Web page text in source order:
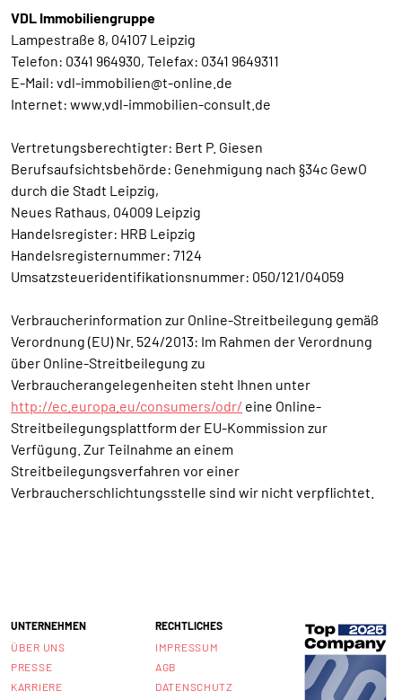
VDL Immobiliengruppe
Lampestraße 8, 04107 Leipzig
Telefon: 0341 964930, Telefax: 0341 9649311
E-Mail: vdl-immobilien@t-online.de
Internet: www.vdl-immobilien-consult.de
Vertretungsberechtigter: Bert P. Giesen
Berufsaufsichtsbehörde: Genehmigung nach §34c GewO
durch die Stadt Leipzig,
Neues Rathaus, 04009 Leipzig
Handelsregister: HRB Leipzig
Handelsregisternummer: 7124
Umsatzsteueridentifikationsnummer: 050/121/04059
Verbraucherinformation zur Online-Streitbeilegung gemäß
Verordnung (EU) Nr. 524/2013: Im Rahmen der Verordnung
über Online-Streitbeilegung zu
Verbraucherangelegenheiten steht Ihnen unter
http://ec.europa.eu/consumers/odr/ eine Online-
Streitbeilegungsplattform der EU-Kommission zur
Verfügung. Zur Teilnahme an einem
Streitbeilegungsverfahren vor einer
Verbraucherschlichtungsstelle sind wir nicht verpflichtet.
UNTERNEHMEN
ÜBER UNS
PRESSE
KARRIERE
RECHTLICHES
IMPRESSUM
AGB
DATENSCHUTZ